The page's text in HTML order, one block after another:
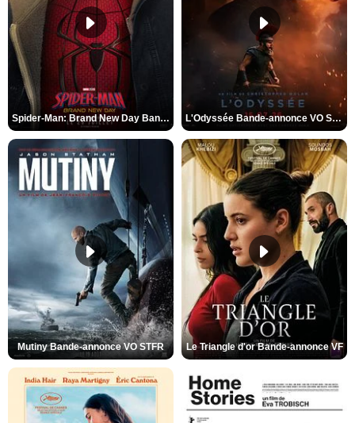
Spider-Man: Brand New Day Bande-annonce VO STFR L'Odyssée Bande-annonce VO STFR
Mutiny Bande-annonce VO STFR Le Triangle d'or Bande-annonce VF